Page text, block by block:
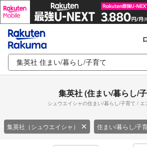
集英社 (住まい/暮らし/
シュウエイシャの住まい/暮らし/子育て / エ
集英社（シュウエイシャ） 住まい/暮らし/子